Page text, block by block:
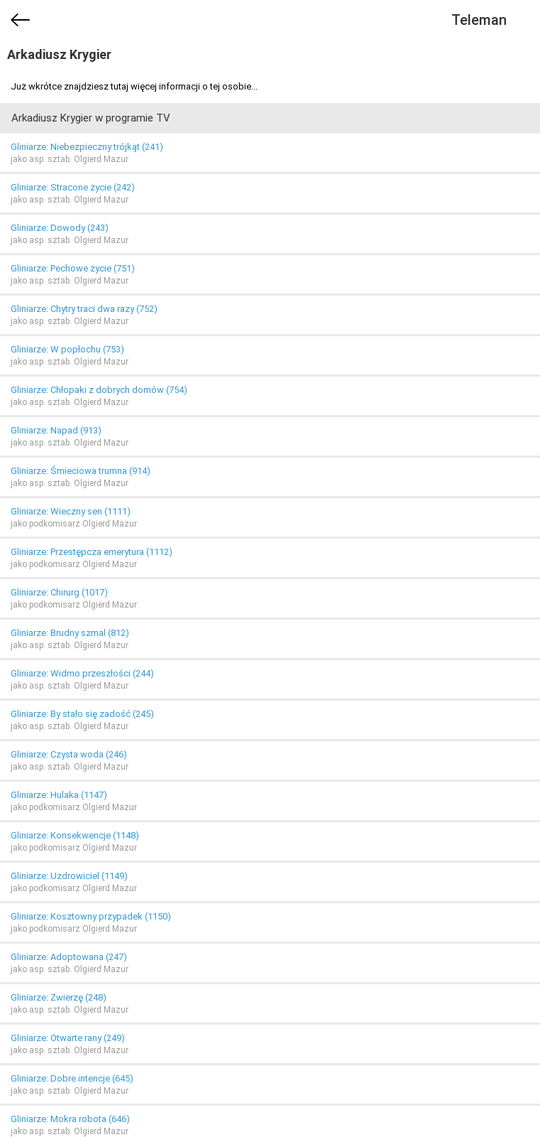
Teleman
Arkadiusz Krygier
Już wkrótce znajdziesz tutaj więcej informacji o tej osobie...
Arkadiusz Krygier w programie TV
Gliniarze: Niebezpieczny trójkąt (241)
jako asp. sztab. Olgierd Mazur
Gliniarze: Stracone życie (242)
jako asp. sztab. Olgierd Mazur
Gliniarze: Dowody (243)
jako asp. sztab. Olgierd Mazur
Gliniarze: Pechowe życie (751)
jako asp. sztab. Olgierd Mazur
Gliniarze: Chytry traci dwa razy (752)
jako asp. sztab. Olgierd Mazur
Gliniarze: W popłochu (753)
jako asp. sztab. Olgierd Mazur
Gliniarze: Chłopaki z dobrych domów (754)
jako asp. sztab. Olgierd Mazur
Gliniarze: Napad (913)
jako asp. sztab. Olgierd Mazur
Gliniarze: Śmieciowa trumna (914)
jako asp. sztab. Olgierd Mazur
Gliniarze: Wieczny sen (1111)
jako podkomisarz Olgierd Mazur
Gliniarze: Przestępcza emerytura (1112)
jako podkomisarz Olgierd Mazur
Gliniarze: Chirurg (1017)
jako podkomisarz Olgierd Mazur
Gliniarze: Brudny szmal (812)
jako asp. sztab. Olgierd Mazur
Gliniarze: Widmo przeszłości (244)
jako asp. sztab. Olgierd Mazur
Gliniarze: By stało się zadość (245)
jako asp. sztab. Olgierd Mazur
Gliniarze: Czysta woda (246)
jako asp. sztab. Olgierd Mazur
Gliniarze: Hulaka (1147)
jako podkomisarz Olgierd Mazur
Gliniarze: Konsekwencje (1148)
jako podkomisarz Olgierd Mazur
Gliniarze: Uzdrowiciel (1149)
jako podkomisarz Olgierd Mazur
Gliniarze: Kosztowny przypadek (1150)
jako podkomisarz Olgierd Mazur
Gliniarze: Adoptowana (247)
jako asp. sztab. Olgierd Mazur
Gliniarze: Zwierzę (248)
jako asp. sztab. Olgierd Mazur
Gliniarze: Otwarte rany (249)
jako asp. sztab. Olgierd Mazur
Gliniarze: Dobre intencje (645)
jako asp. sztab. Olgierd Mazur
Gliniarze: Mokra robota (646)
jako asp. sztab. Olgierd Mazur